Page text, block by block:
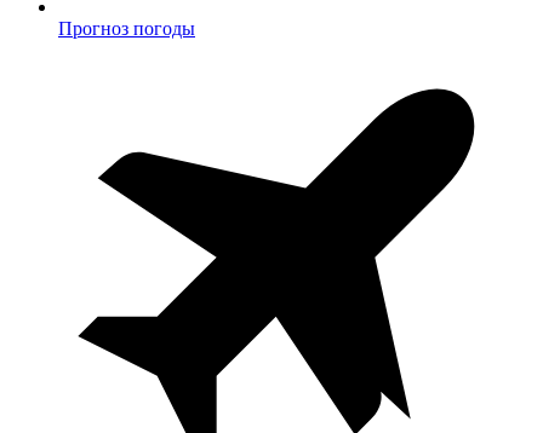
Прогноз погоды